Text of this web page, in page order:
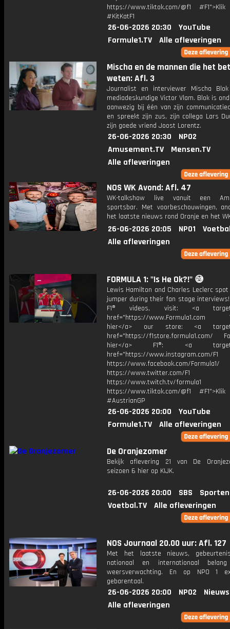
https://www.tiktok.com/@f1
#KitKatF1
26-06-2026 20:30
YouTube
Formule1.TV
Alle afleveringen
Mischa en de mannen die het
weten: Afl. 3
Journalist en interviewer Mischa
mediadeskundige Victor Vlam. Blok is
aanwezig bij één van zijn
en spreekt zijn zus, zijn collega Lars
zijn goede vriend Joost Lorentz.
26-06-2026 20:30
NPO2
Amusement.TV
Mensen.TV
Alle afleveringen
NOS WK Avond: Afl. 47
WK-talkshow live vanuit een
sportsbar. Met voorbeschouwingen,
het laatste nieuws rond Oranje en het
26-06-2026 20:05 NPO1
Alle afleveringen
FORMULA 1: "Is He Ok?!" 😅
Lewis Hamilton and Charles Leclerc
jumper during their fan stage
F1® videos, visit: <a
href="https://www.Formula1.com
hier</a> our store: <a
href="https://f1store.formula1.com/
hier</a> F1®: <a
href="https://www.instagram.com/F1
https://www.facebook.com/Formula1/
https://www.twitter.com/F1
https://www.twitch.tv/formula1
https://www.tiktok.com/@f1
#AustrianGP
26-06-2026 20:00
YouTube
Formule1.TV
Alle afleveringen
De Oranjezomer
Bekijk aflevering 21 van De
seizoen 6 hier op KIJK.
26-06-2026 20:00 SBS
Voetbal.TV
Alle afleveringen
NOS Journaal 20.00 uur: Afl. 127
Met het laatste nieuws,
nationaal en internationaal
weersverwachting. En op NPO 1
gebarentaal.
26-06-2026 20:00 NPO2
Alle afleveringen